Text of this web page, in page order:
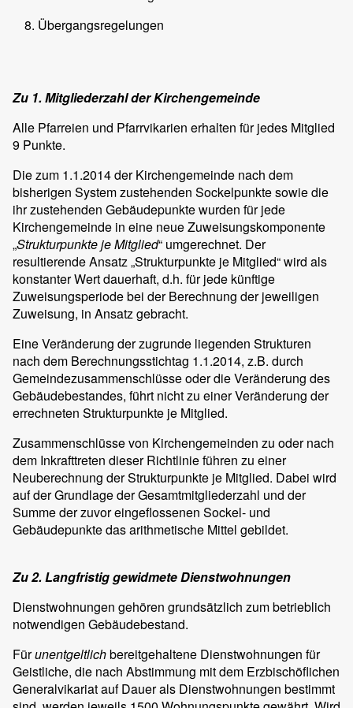
Übergangsregelungen
Zu 1. Mitgliederzahl der Kirchengemeinde
Alle Pfarreien und Pfarrvikarien erhalten für jedes Mitglied
9 Punkte.
Die zum 1.1.2014 der Kirchengemeinde nach dem
bisherigen System zustehenden Sockelpunkte sowie die
ihr zustehenden Gebäudepunkte wurden für jede
Kirchengemeinde in eine neue Zuweisungskomponente
„Strukturpunkte je Mitglied“ umgerechnet. Der
resultierende Ansatz „Strukturpunkte je Mitglied“ wird als
konstanter Wert dauerhaft, d.h. für jede künftige
Zuweisungsperiode bei der Berechnung der jeweiligen
Zuweisung, in Ansatz gebracht.
Eine Veränderung der zugrunde liegenden Strukturen
nach dem Berechnungsstichtag 1.1.2014, z.B. durch
Gemeindezusammenschlüsse oder die Veränderung des
Gebäudebestandes, führt nicht zu einer Veränderung der
errechneten Strukturpunkte je Mitglied.
Zusammenschlüsse von Kirchengemeinden zu oder nach
dem Inkrafttreten dieser Richtlinie führen zu einer
Neuberechnung der Strukturpunkte je Mitglied. Dabei wird
auf der Grundlage der Gesamtmitgliederzahl und der
Summe der zuvor eingeflossenen Sockel- und
Gebäudepunkte das arithmetische Mittel gebildet.
Zu 2. Langfristig gewidmete Dienstwohnungen
Dienstwohnungen gehören grundsätzlich zum betrieblich
notwendigen Gebäudebestand.
Fürunentgeltlichbereitgehaltene Dienstwohnungen für
Geistliche, die nach Abstimmung mit dem Erzbischöflichen
Generalvikariat auf Dauer als Dienstwohnungen bestimmt